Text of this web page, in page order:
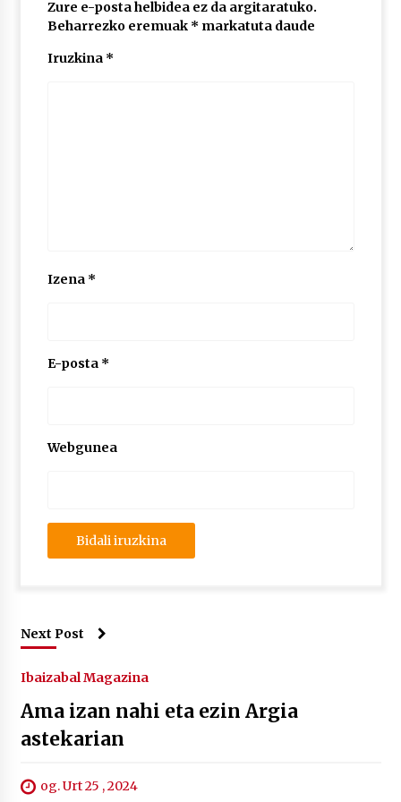
Zure e-posta helbidea ez da argitaratuko.
Beharrezko eremuak * markatuta daude
Iruzkina *
Izena *
E-posta *
Webgunea
Next Post
Ibaizabal Magazina
Ama izan nahi eta ezin Argia
astekarian
og. Urt 25 , 2024